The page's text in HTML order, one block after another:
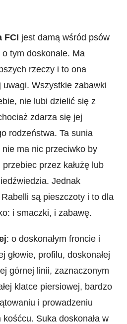
FCI jest damą wśród psów
o tym doskonale. Ma
rzeczy i to ona
Wszystkie zabawki
nie lubi dzielić się z
zdarza się jej
rodzeństwa. Ta sunia
ma nic przeciwko by
przez kałużę lub
Jednak
są pieszczoty i to dla
i smaczki, i zabawę.
: o doskonałym froncie i
głowie, profilu, doskonałej
górnej linii, zaznaczonym
klatce piersiowej, bardzo
i prowadzeniu
kośćcu. Suka doskonała w